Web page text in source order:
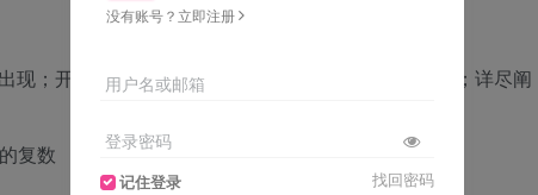
现；开始侵袭；开始影响；发展，变化；加强；修建；详尽阐
复数
没有账号？立即注册
用户名或邮箱
登录密码
记住登录 找回密码